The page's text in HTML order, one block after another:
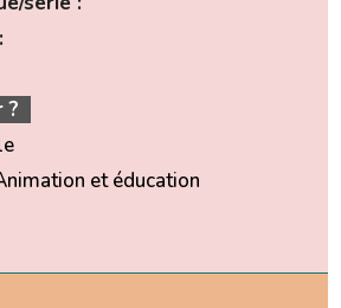
?
et éducation